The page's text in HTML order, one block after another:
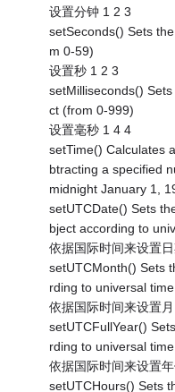
设置分钟 1 2 3
setSeconds() Sets
m 0-59)
设置秒 1 2 3
setMilliseconds()
ct (from 0-999)
设置毫秒 1 4 4
setTime() Calculates
btracting a specified
midnight January 1,
setUTCDate() Sets
bject according to
依据国际时间来设置
setUTCMonth() Sets
rding to universal
依据国际时间来设置
setUTCFullYear()
rding to universal
依据国际时间来设置
setUTCHours() Sets